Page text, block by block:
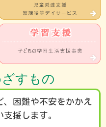
すもの
、困難や不安をかかえ
援します。